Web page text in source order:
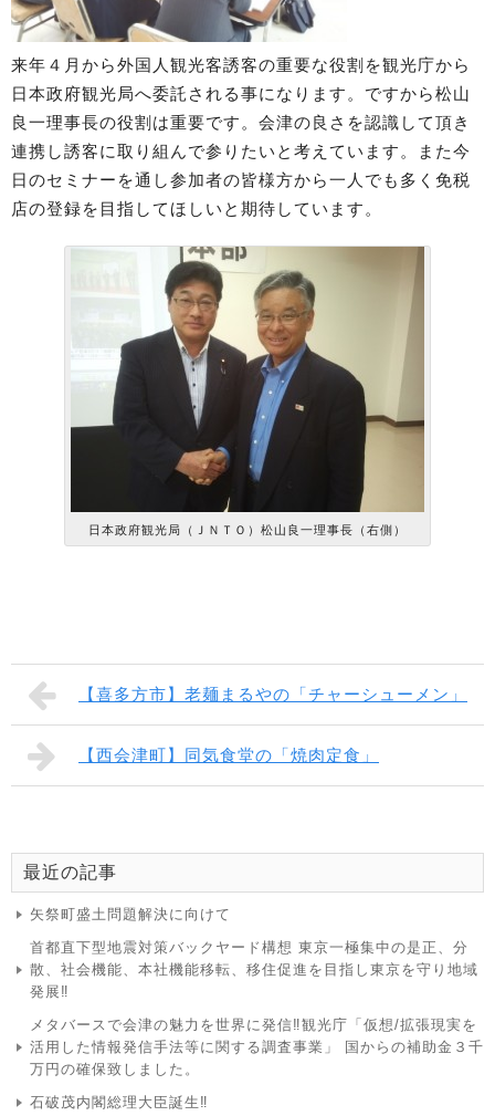
来年４月から外国人観光客誘客の重要な役割を観光庁から
日本政府観光局へ委託される事になります。ですから松山
良一理事長の役割は重要です。会津の良さを認識して頂き
連携し誘客に取り組んで参りたいと考えています。また今
日のセミナーを通し参加者の皆様方から一人でも多く免税
店の登録を目指してほしいと期待しています。
日本政府観光局（ＪＮＴＯ）松山良一理事長（右側）
【喜多方市】老麺まるやの「チャーシューメン」
【西会津町】同気食堂の「焼肉定食」
最近の記事
矢祭町盛土問題解決に向けて
首都直下型地震対策バックヤード構想 東京一極集中の是正、分
散、社会機能、本社機能移転、移住促進を目指し東京を守り地域
発展‼
メタバースで会津の魅力を世界に発信‼観光庁「仮想/拡張現実を
活用した情報発信手法等に関する調査事業」 国からの補助金３千
万円の確保致しました。
石破茂内閣総理大臣誕生‼